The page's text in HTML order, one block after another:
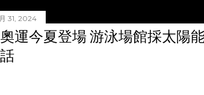
31, 2024
運今夏登場 游泳場館採太陽